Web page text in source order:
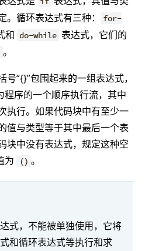
循环表达式有三种：
for-
和 do-while 表达式，它们的
。
“{}”包围起来的一组表达式，
程序的一个顺序执行流，其中
执行。如果代码块中有至少一
值与类型等于其中最后一个表
块中没有表达式，规定这种空
为 () 。
式，不能被单独使用，它将
和循环表达式等执行和求